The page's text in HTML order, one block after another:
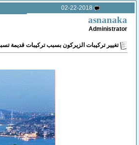
02-22-2018
asnanaka
Administrator
تغيير تركيبات الزيركون بسبب تركيبات قديمة